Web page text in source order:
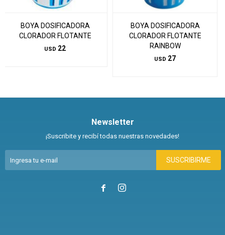
BOYA DOSIFICADORA
CLORADOR FLOTANTE
USD 22
BOYA DOSIFICADORA
CLORADOR FLOTANTE
RAINBOW
USD 27
Newsletter
¡Suscribite y recibí todas nuestras novedades!
SUSCRIBIRME
 